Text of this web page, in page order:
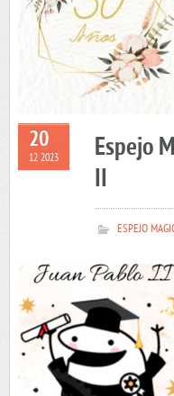
20
12 2023
Espejo
II
ESPEJO